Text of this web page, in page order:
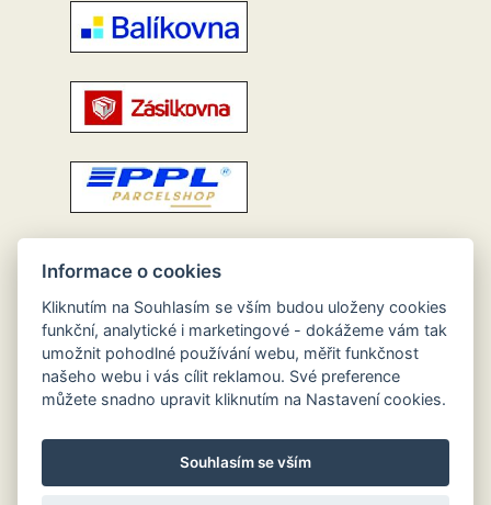
Informace o cookies
Kliknutím na Souhlasím se vším budou uloženy cookies
funkční, analytické i marketingové - dokážeme vám tak
umožnit pohodlné používání webu, měřit funkčnost
našeho webu i vás cílit reklamou. Své preference
můžete snadno upravit kliknutím na Nastavení cookies.
Souhlasím se vším